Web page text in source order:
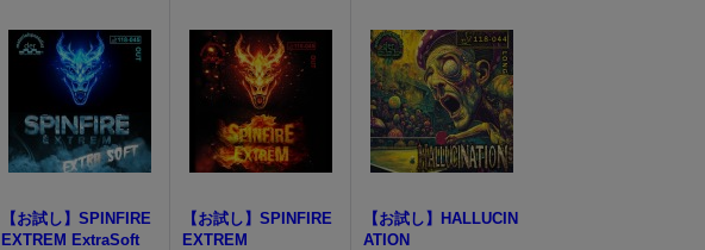
【お試し】SPINFIRE
EXTREM ExtraSoft
【お試し】SPINFIRE
EXTREM
【お試し】HALLUCIN
ATION